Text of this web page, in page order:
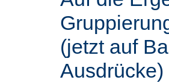
(jetzt auf